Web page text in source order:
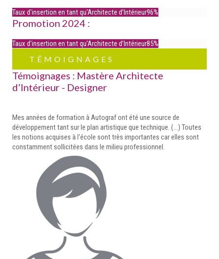
Taux d'insertion en tant qu'Architecte d’Intérieur96%
Promotion 2024 :
Taux d'insertion en tant qu'Architecte d’Intérieur85%
TÉMOIGNAGES
Témoignages : Mastère Architecte
d’Intérieur - Designer
Mes années de formation à Autograf ont été une source de
développement tant sur le plan artistique que technique. (…) Toutes
les notions acquises à l'école sont très importantes car elles sont
constamment sollicitées dans le milieu professionnel.